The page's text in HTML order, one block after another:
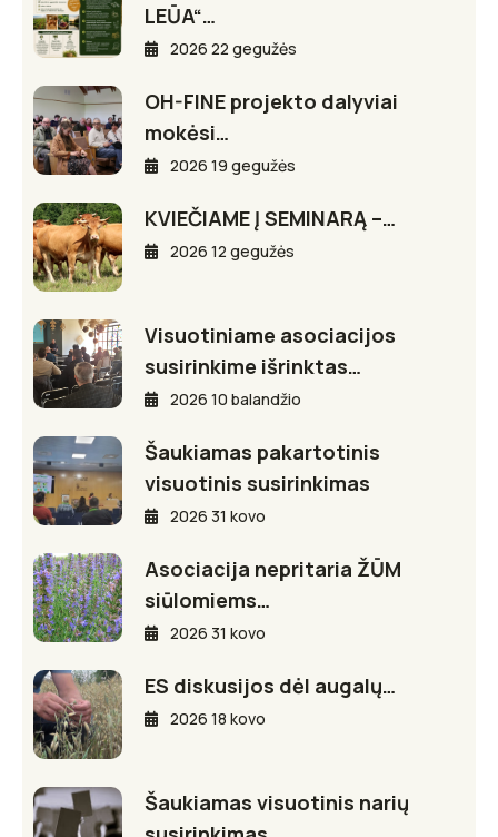
LEŪA“…
2026 22 gegužės
OH-FINE projekto dalyviai
mokėsi…
2026 19 gegužės
KVIEČIAME Į SEMINARĄ –…
2026 12 gegužės
Visuotiniame asociacijos
susirinkime išrinktas…
2026 10 balandžio
Šaukiamas pakartotinis
visuotinis susirinkimas
2026 31 kovo
Asociacija nepritaria ŽŪM
siūlomiems…
2026 31 kovo
ES diskusijos dėl augalų…
2026 18 kovo
Šaukiamas visuotinis narių